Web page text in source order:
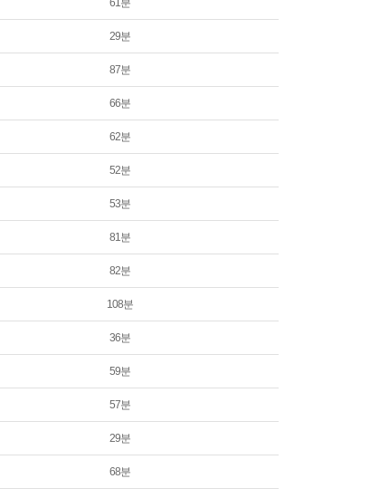
61분
29분
87분
66분
62분
52분
53분
81분
82분
108분
36분
59분
57분
29분
68분